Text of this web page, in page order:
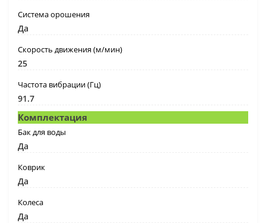
Система орошения
Да
Скорость движения (м/мин)
25
Частота вибрации (Гц)
91.7
Комплектация
Бак для воды
Да
Коврик
Да
Колеса
Да